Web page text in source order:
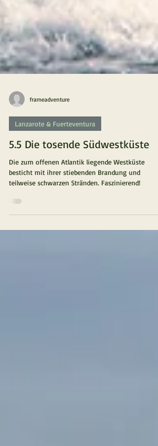
frameadventure
Lanzarote & Fuerteventura
5.5 Die tosende Südwestküste
Die zum offenen Atlantik liegende Westküste
teilweise schwarzen Stränden. Faszinierend!